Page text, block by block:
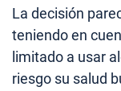
La decisión
teniendo en
limitado a usar
riesgo su salud